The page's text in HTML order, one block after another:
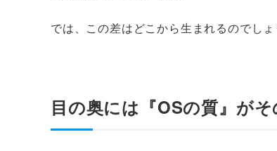
では、この差はどこから生まれるのでしょ
目の奥には『OSの質』が